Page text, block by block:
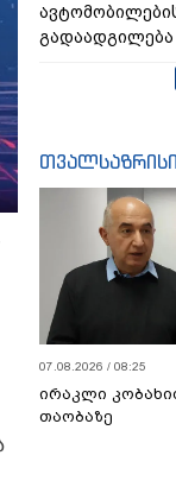
გადაადგილება
თვალსაზრისი
07.08.2026 / 08:25
ირაკლი
თაობაზე